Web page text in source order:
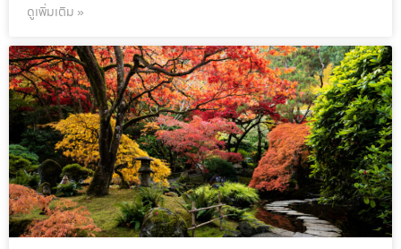
ดูเพิ่มเติม »